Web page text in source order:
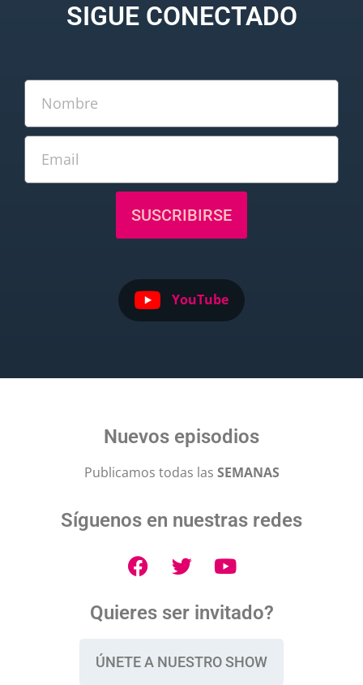
SIGUE CONECTADO
SUSCRIBIRSE
YouTube
Nuevos episodios
Publicamos todas las SEMANAS
Síguenos en nuestras redes
Quieres ser invitado?
ÚNETE A NUESTRO SHOW